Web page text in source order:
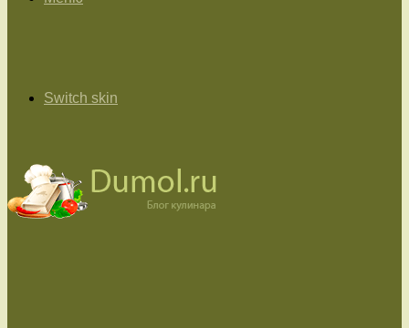
Switch skin